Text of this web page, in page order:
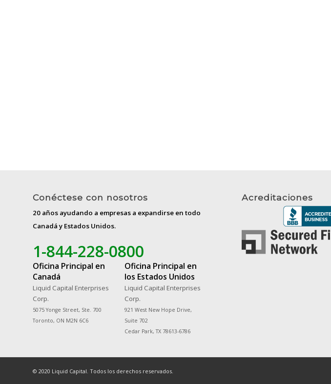
Conéctese con nosotros
20 años ayudando a empresas a expandirse en todo
Canadá y Estados Unidos.
1-844-228-0800
Oficina Principal en
Canadá
Liquid Capital Enterprises
Corp.
5075 Yonge Street, Ste. 700
Toronto, ON M2N 6C6
Oficina Principal en
los Estados Unidos
Liquid Capital Enterprises
Corp.
921 West New Hope Drive,
Suite 702
Cedar Park, TX 78613-6786
Acreditaciones
© 2020 Liquid Capital. Todos los derechos reservados.